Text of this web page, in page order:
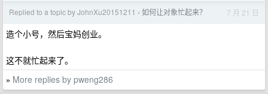
Replied to a topic by JohnXu20151211 › 如何让对象忙起来？ 7 月 21 日
造个小号，然后宝妈创业。
这不就忙起来了。
» More replies by pweng286